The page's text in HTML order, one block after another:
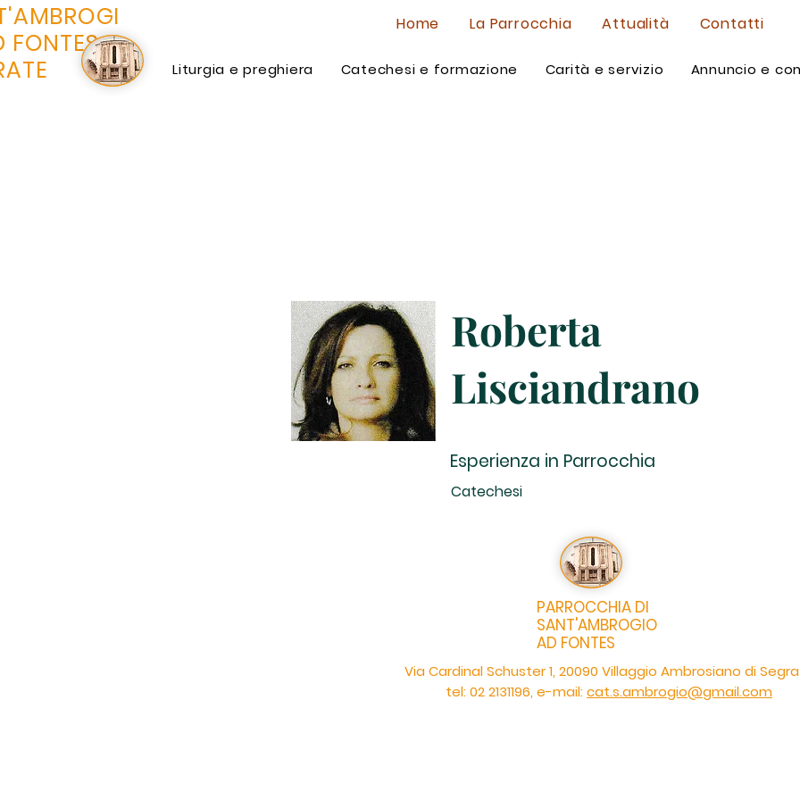
FONTES
Home La Parrocchia Attualità Contatti
Liturgia e preghiera Catechesi e formazione Carità e servizio Annuncio e
Roberta
Lisciandrano
Esperienza in Parrocchia
Catechesi
PARROCCHIA DI
SANT'AMBROGIO
AD FONTES
Via Cardinal Schuster 1, 20090 Villaggio Ambrosiano di
tel: 02 2131196, e-mail: cat.s.ambrogio@gmail.com